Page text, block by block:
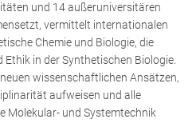
und 14 außeruniversitären
vermittelt internationalen
Chemie und Biologie, die
Ethik in der Synthetischen Biologie.
wissenschaftlichen Ansätzen,
aufweisen und alle
Molekular- und Systemtechnik